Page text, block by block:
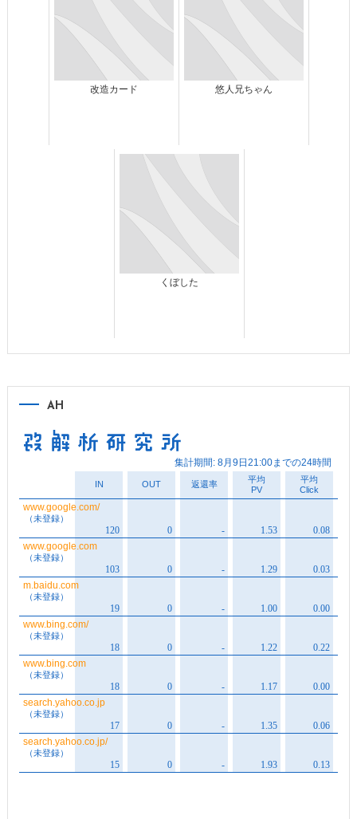
改造カード 悠人兄ちゃん
くぼした
AH